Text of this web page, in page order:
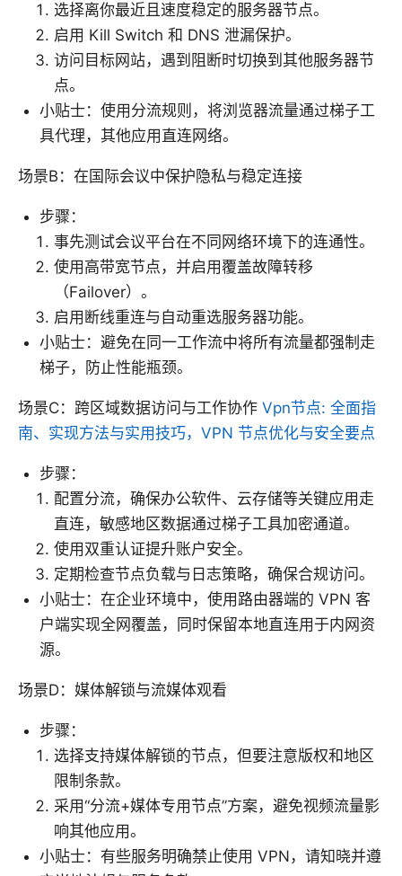
选择离你最近且速度稳定的服务器节点。
启用 Kill Switch 和 DNS 泄漏保护。
访问目标网站，遇到阻断时切换到其他服务器节
点。
小贴士：使用分流规则，将浏览器流量通过梯子工
具代理，其他应用直连网络。
场景B：在国际会议中保护隐私与稳定连接
步骤：
事先测试会议平台在不同网络环境下的连通性。
使用高带宽节点，并启用覆盖故障转移
（Failover）。
启用断线重连与自动重选服务器功能。
小贴士：避免在同一工作流中将所有流量都强制走
梯子，防止性能瓶颈。
场景C：跨区域数据访问与工作协作 Vpn节点: 全面指
南、实现方法与实用技巧，VPN 节点优化与安全要点
步骤：
配置分流，确保办公软件、云存储等关键应用走
直连，敏感地区数据通过梯子工具加密通道。
使用双重认证提升账户安全。
定期检查节点负载与日志策略，确保合规访问。
小贴士：在企业环境中，使用路由器端的 VPN 客
户端实现全网覆盖，同时保留本地直连用于内网资
源。
场景D：媒体解锁与流媒体观看
步骤：
选择支持媒体解锁的节点，但要注意版权和地区
限制条款。
采用“分流+媒体专用节点”方案，避免视频流量影
响其他应用。
小贴士：有些服务明确禁止使用 VPN，请知晓并遵